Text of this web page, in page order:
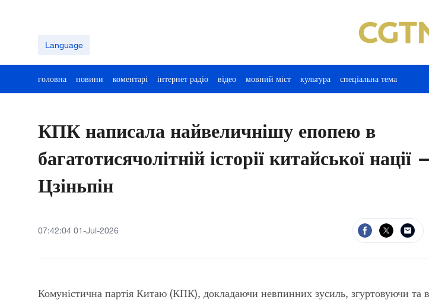
Language
головна новини коментарі інтернет радіо відео мовний міст культура спеціальна тема
КПК написала найвеличнішу епопею в
багатотисячолітній історії китайської нації
Цзіньпін
07:42:04 01-Jul-2026
Комуністична партія Китаю (КПК), докладаючи невпинних зусиль, згуртовуючи та